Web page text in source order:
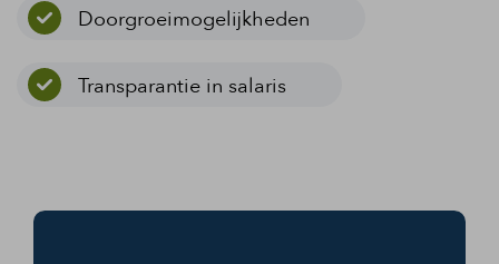
Doorgroeimogelijkheden
Transparantie in salaris